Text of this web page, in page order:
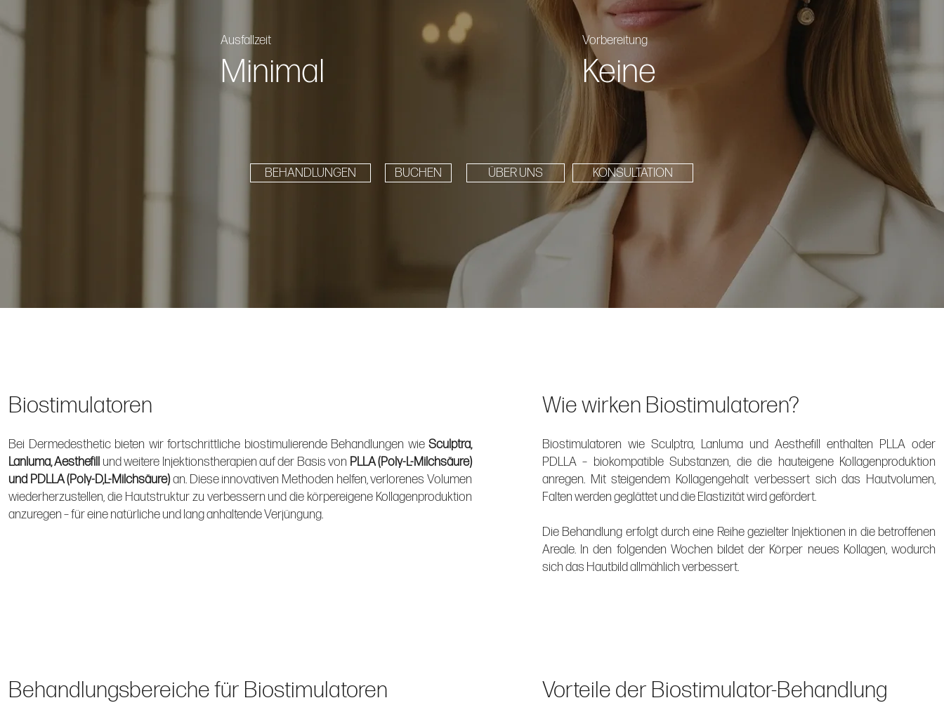
Ausfallzeit
Minimal
Vorbereitung
Keine
BEHANDLUNGEN BUCHEN ÜBER UNS KONSULTATION
Biostimulatoren
Bei Dermedesthetic bieten wir fortschrittliche biostimulierende Behandlungen wie Sculptra,
Lanluma, Aesthefill und weitere Injektionstherapien auf der Basis von PLLA (Poly-L-Milchsäure)
und PDLLA (Poly-D,L-Milchsäure)an. Diese innovativen Methoden helfen, verlorenes Volumen
wiederherzustellen, die Hautstruktur zu verbessern und die körpereigene Kollagenproduktion
anzuregen – für eine natürliche und lang anhaltende Verjüngung.
Wie wirken Biostimulatoren?
Biostimulatoren wie Sculptra, Lanluma und Aesthefill enthalten PLLA oder
PDLLA – biokompatible Substanzen, die die hauteigene Kollagenproduktion
anregen. Mit steigendem Kollagengehalt verbessert sich das Hautvolumen,
Falten werden geglättet und die Elastizität wird gefördert.
Die Behandlung erfolgt durch eine Reihe gezielter Injektionen in die betroffenen
Areale. In den folgenden Wochen bildet der Körper neues Kollagen, wodurch
sich das Hautbild allmählich verbessert.
Behandlungsbereiche für Biostimulatoren Vorteile der Biostimulator-Behandlung